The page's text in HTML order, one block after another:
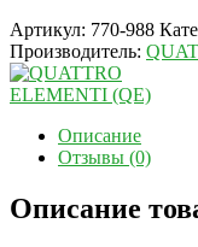
Артикул: 770-988
Производитель:
Описание
Отзывы (0)
Описание